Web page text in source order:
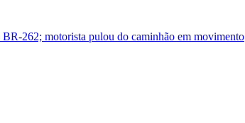
BR-262; motorista pulou do caminhão em movimento